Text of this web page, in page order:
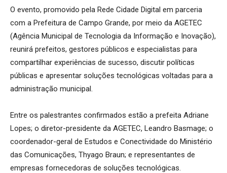
O evento, promovido pela Rede Cidade Digital em parceria
com a Prefeitura de Campo Grande, por meio da AGETEC
(Agência Municipal de Tecnologia da Informação e Inovação),
reunirá prefeitos, gestores públicos e especialistas para
compartilhar experiências de sucesso, discutir políticas
públicas e apresentar soluções tecnológicas voltadas para a
administração municipal.
Entre os palestrantes confirmados estão a prefeita Adriane
Lopes; o diretor-presidente da AGETEC, Leandro Basmage; o
coordenador-geral de Estudos e Conectividade do Ministério
das Comunicações, Thyago Braun; e representantes de
empresas fornecedoras de soluções tecnológicas.